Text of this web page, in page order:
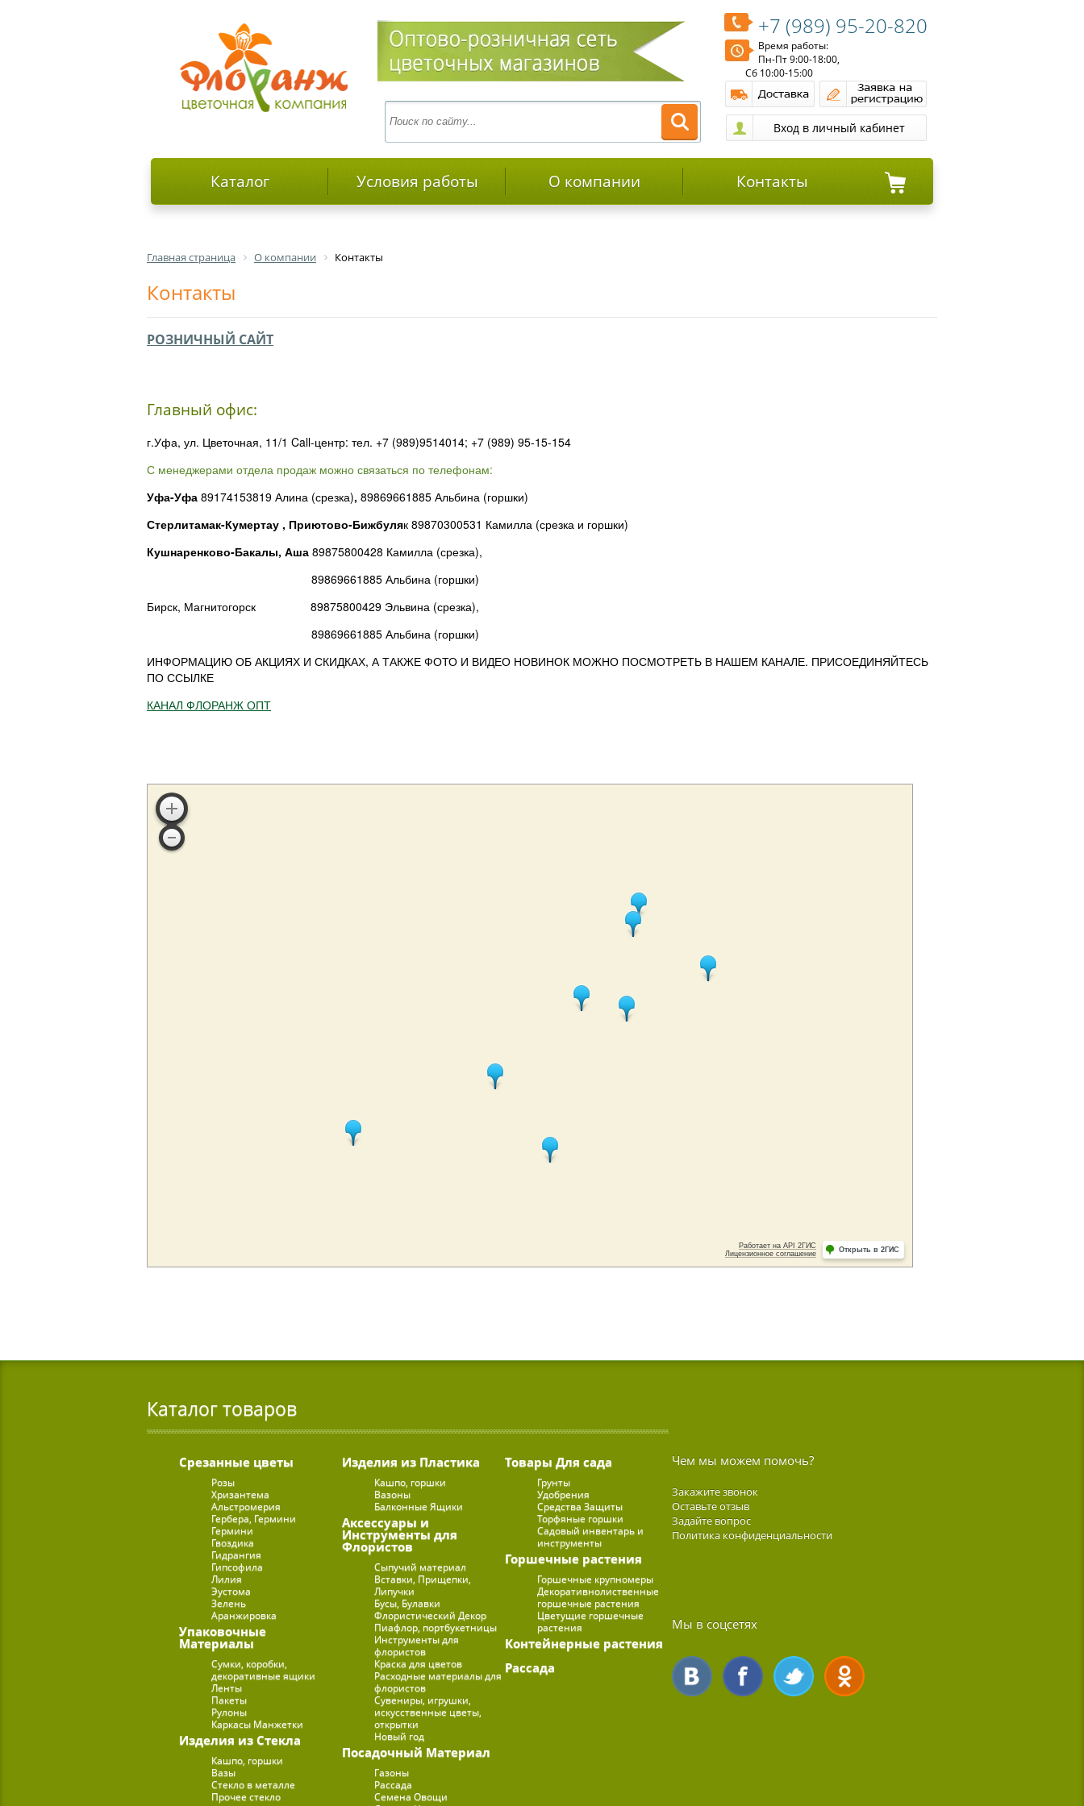
+7 (989) 95-20-820
Время работы:
Пн-Пт 9:00-18:00,
Сб 10:00-15:00
Каталог Условия работы О компании Контакты
Главная страница О компании Контакты
Контакты
РОЗНИЧНЫЙ САЙТ
Главный офис:
г.Уфа, ул. Цветочная, 11/1 Call-центр: тел. +7 (989)9514014; +7 (989) 95-15-154
С менеджерами отдела продаж можно связаться по телефонам:
Уфа-Уфа 89174153819 Алина (срезка), 89869661885 Альбина (горшки)
Стерлитамак-Кумертау , Приютово-Бижбуляк 89870300531 Камилла (срезка и горшки)
Кушнаренково-Бакалы, Аша 89875800428 Камилла (срезка),
89869661885 Альбина (горшки)
Бирск, Магнитогорск 89875800429 Эльвина (срезка),
89869661885 Альбина (горшки)
ИНФОРМАЦИЮ ОБ АКЦИЯХ И СКИДКАХ, А ТАКЖЕ ФОТО И ВИДЕО НОВИНОК МОЖНО ПОСМОТРЕТЬ В НАШЕМ КАНАЛЕ. ПРИСОЕДИНЯЙТЕСЬ
ПО ССЫЛКЕ
КАНАЛ ФЛОРАНЖ ОПТ
Каталог товаров
Срезанные цветы
Розы
Хризантема
Альстромерия
Гербера, Гермини
Гермини
Гвоздика
Гидрангия
Гипсофила
Лилия
Эустома
Зелень
Аранжировка
Упаковочные
Материалы
Сумки, коробки,
декоративные ящики
Ленты
Пакеты
Рулоны
Каркасы Манжетки
Изделия из Стекла
Кашпо, горшки
Вазы
Стекло в металле
Прочее стекло
Изделия из Пластика
Кашпо, горшки
Вазоны
Балконные Ящики
Аксессуары и
Инструменты для
Флористов
Сыпучий материал
Вставки, Прищепки,
Липучки
Бусы, Булавки
Флористический Декор
Пиафлор, портбукетницы
Инструменты для
флористов
Краска для цветов
Расходные материалы для
флористов
Сувениры, игрушки,
искусственные цветы,
открытки
Новый год
Посадочный Материал
Газоны
Рассада
Семена Овощи
Товары Для сада
Грунты
Удобрения
Средства Защиты
Торфяные горшки
Садовый инвентарь и
инструменты
Горшечные растения
Горшечные крупномеры
Декоративнолиственные
горшечные растения
Цветущие горшечные
растения
Контейнерные растения
Рассада
Чем мы можем помочь?
Закажите звонок
Оставьте отзыв
Задайте вопрос
Политика конфиденциальности
Мы в соцсетях